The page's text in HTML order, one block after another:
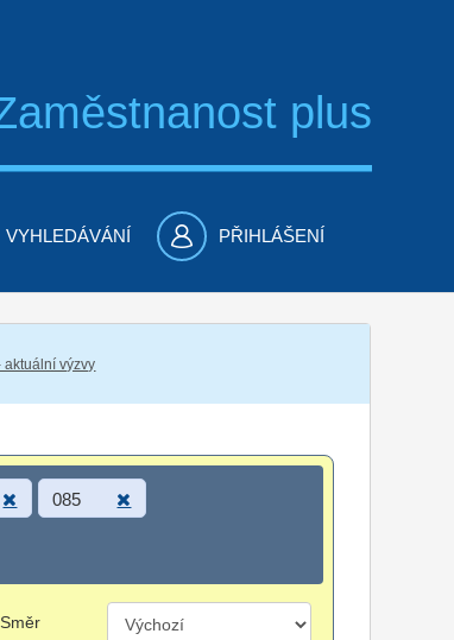
plus
VYHLEDÁVÁNÍ PŘIHLÁŠENÍ
aktuální výzvy
085
Směr